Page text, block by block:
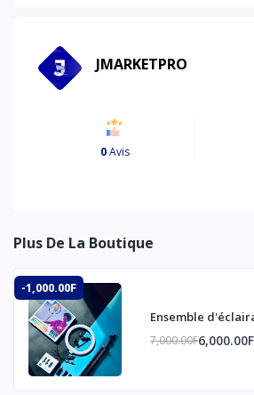
JMARKETPRO
0Avis
Plus De La Boutique
-1,000.00F
Ensemble
7,000.00F6,000.00F